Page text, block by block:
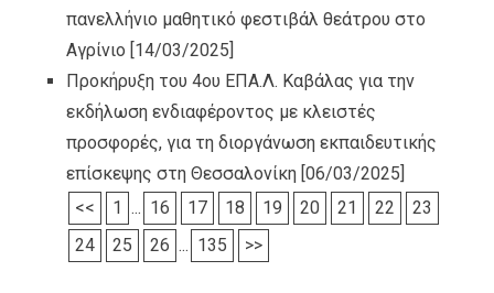
πανελλήνιο μαθητικό φεστιβάλ θεάτρου στο
Αγρίνιο [14/03/2025]
Προκήρυξη του 4ου ΕΠΑ.Λ. Καβάλας για την
εκδήλωση ενδιαφέροντος με κλειστές
προσφορές, για τη διοργάνωση εκπαιδευτικής
επίσκεψης στη Θεσσαλονίκη [06/03/2025]
<<
1 ... 16 17 18 19 20 21 22
23
24
25 26 ... 135 >>